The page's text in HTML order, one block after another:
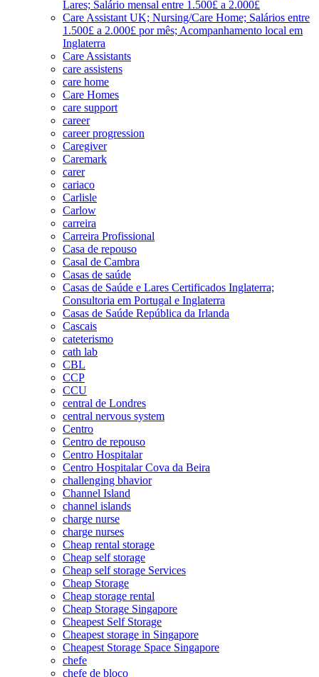
Lares; Salário mensal entre 1.500£ a 2.000£
Care Assistant UK; Nursing/Care Home; Salários entre
1.500£ a 2.000£ por mês; Acompanhamento local em
Inglaterra
Care Assistants
care assistens
care home
Care Homes
care support
career
career progression
Caregiver
Caremark
carer
cariaco
Carlisle
Carlow
carreira
Carreira Profissional
Casa de repouso
Casal de Cambra
Casas de saúde
Casas de Saúde e Lares Certificados Inglaterra;
Consultoria em Portugal e Inglaterra
Casas de Saúde República da Irlanda
Cascais
cateterismo
cath lab
CBL
CCP
CCU
central de Londres
central nervous system
Centro
Centro de repouso
Centro Hospitalar
Centro Hospitalar Cova da Beira
challenging bhavior
Channel Island
channel islands
charge nurse
charge nurses
Cheap rental storage
Cheap self storage
Cheap self storage Services
Cheap Storage
Cheap storage rental
Cheap Storage Singapore
Cheapest Self Storage
Cheapest storage in Singapore
Cheapest Storage Space Singapore
chefe
chefe de bloco